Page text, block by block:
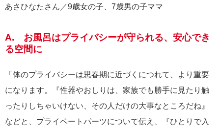
あさひなたさん／9歳女の子、7歳男の子ママ
A. お風呂はプライバシーが守られる、安心でき
る空間に
「体のプライバシーは思春期に近づくにつれて、より重要
になります。『性器やおしりは、家族でも勝手に見たり触
ったりしちゃいけない、その人だけの大事なところだね』
などと、プライベートパーツについて伝え、『ひとりで入